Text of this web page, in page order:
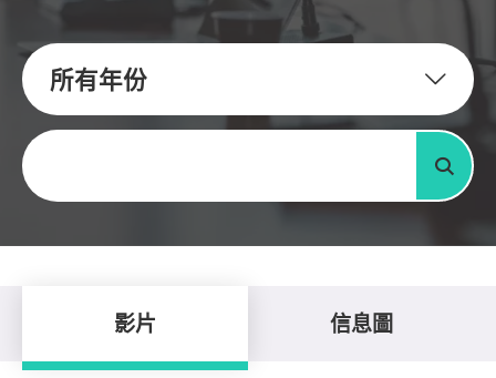
所有年份
關鍵字
搜尋
影片 信息圖